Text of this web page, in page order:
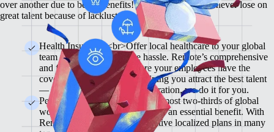
over another due to better benefits! With Remote, you'll never lose on
great talent because of lackluster benefits.
Health Insurance <br>Offer local healthcare to your global
team members without the hassle. Remote’s comprehensive
and flexible plans will ensure your employees have the
coverage they need while helping you attract the best talent
— from enrollment to administration, we do it for you.
Pension & 401(K) Plans<br>Almost two-thirds of global
workers view retirement plans as an essential benefit. With
Remote, you can offer competitive localized plans in many